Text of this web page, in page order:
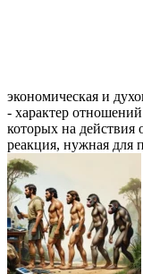
экономическая и
- характер
которых на действия
реакция, нужная для